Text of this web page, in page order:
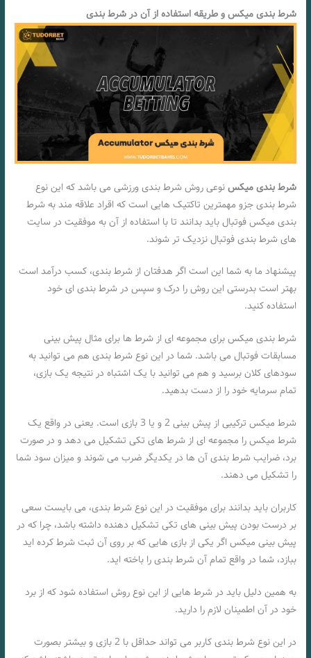
شرط بندی میکس و طریقه استفاده از آن در شرط بندی
شرط بندی میکسنوعی روش شرط بندی ورزشی می باشد که این نوع
شرط بندی جزو مهمترین تاکتیک هایی است که اقراد علاقه مند به شرط
بندی میکس فوتبال باید بدانند تا با استفاده از آن به موفقیت در سایت
های شرط بندی فوتبال نزدیک تر شوند.
پیشنهاد ما به شما این است اگر هدفتان از شرط بندی، کسب درآمد است
بهتر است بدرستی این روش را درک و سپس در شرط بندی ای خود
استفاده کنید.
شرط بندی میکس برای مجموعه ای از شرط ها برای مثال پیش بینی
مسابقات فوتبال می باشد. شما در این نوع شرط بندی هم می توانید به
سودهای کلان برسید و هم می توانید با یک اشتباه در نتیجه یک بازی،
تمام سرمایه خود را از دست بدهید.
شرط میکس ترکیبی از پیش بینی 2 و یا 3 بازی است. یعنی در واقع یک
شرط میکس را مجموعه ای از شرط های تکی تشکیل می دهد و در صورت
برد، ضرایب شرط بندی آن ها در یکدیگر ضرب می شوند و میزان سود شما
را تشکیل می دهند.
کاربران باید بدانند برای موفقیت در این نوع شرط بندی، می بایست سعی
بر درست بودن پیش بینی های تکی تشکیل دهنده داشته باشد، چرا که در
پیش بینی میکس اگر یکی از بازی هایی که بر روی آن ثبت شرط کرده اید
ببازد، شما در واقع تمام آن شرط بندی را باخته اید.
به همین دلیل باید در شرط هایی از این نوع روش استفاده شود که از برد
خود در آن اطمینان لازم را دارید.
در این نوع شرط بندی کاربر می‌ تواند حداقل با 2 بازی و بیشتر بصورت